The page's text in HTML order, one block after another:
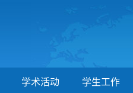
学术活动 学生工作